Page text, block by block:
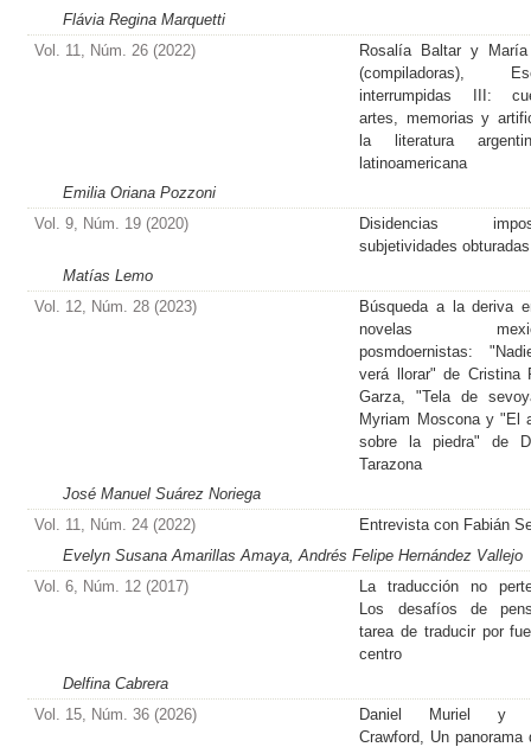
Flávia Regina Marquetti
Vol. 11, Núm. 26 (2022)
Rosalía Baltar y María
(compiladoras),
interrumpidas III:
artes, memorias y
la literatura
latinoamericana
Emilia Oriana Pozzoni
Vol. 9, Núm. 19 (2020)
Disidencias
subjetividades obturadas
Matías Lemo
Vol. 12, Núm. 28 (2023)
Búsqueda a la deriva
novelas
posmdoernistas:
verá llorar" de Cristina
Garza, "Tela de
Myriam Moscona y "El
sobre la piedra" de
Tarazona
José Manuel Suárez Noriega
Vol. 11, Núm. 24 (2022)
Entrevista con Fabián
Evelyn Susana Amarillas Amaya, Andrés Felipe Hernández Vallejo
Vol. 6, Núm. 12 (2017)
La traducción no
Los desafíos de
tarea de traducir por
centro
Delfina Cabrera
Vol. 15, Núm. 36 (2026)
Daniel Muriel y
Crawford, Un panorama